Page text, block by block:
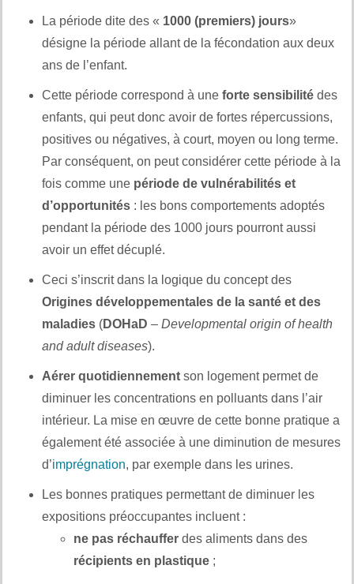
La période dite des « 1000 (premiers) jours»
désigne la période allant de la fécondation aux deux
ans de l’enfant.
Cette période correspond à une forte sensibilité des
enfants, qui peut donc avoir de fortes répercussions,
positives ou négatives, à court, moyen ou long terme.
Par conséquent, on peut considérer cette période à la
fois comme une période de vulnérabilités et
d’opportunités : les bons comportements adoptés
pendant la période des 1000 jours pourront aussi
avoir un effet décuplé.
Ceci s’inscrit dans la logique du concept des
Origines développementales de la santé et des
maladies (DOHaD – Developmental origin of health
and adult diseases).
Aérer quotidiennement son logement permet de
diminuer les concentrations en polluants dans l’air
intérieur. La mise en œuvre de cette bonne pratique a
également été associée à une diminution de mesures
d’imprégnation, par exemple dans les urines.
Les bonnes pratiques permettant de diminuer les
expositions préoccupantes incluent :
ne pas réchauffer des aliments dans des
récipients en plastique ;